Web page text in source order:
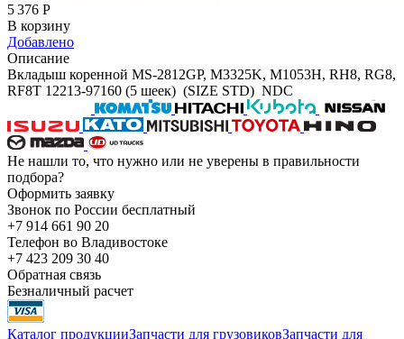
5 376 Р
В корзину
Добавлено
Описание
Вкладыш коренной MS-2812GP, M3325K, M1053H, RH8, RG8,
RF8T 12213-97160 (5 шеек) (SIZE STD) NDC
Не нашли то, что нужно или не уверены в правильности
подбора?
Оформить заявку
Звонок по России бесплатный
+7 914 661 90 20
Телефон во Владивостоке
+7 423 209 30 40
Обратная связь
Безналичный расчет
Каталог продукцииЗапчасти для грузовиковЗапчасти для